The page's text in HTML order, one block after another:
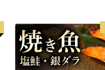
せん レンジで簡単 レ
だけ 一人暮らし 単
り 和食 家庭の味 栄
応援【MI647-mp】
ぷく】